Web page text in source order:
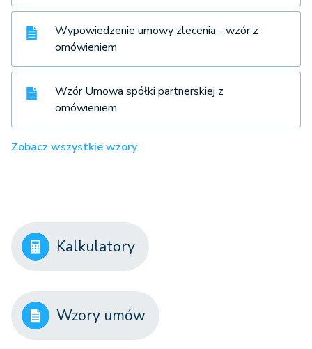
Wypowiedzenie umowy zlecenia - wzór z
omówieniem
Wzór Umowa spółki partnerskiej z
omówieniem
Zobacz wszystkie wzory
Kalkulatory
Wzory umów